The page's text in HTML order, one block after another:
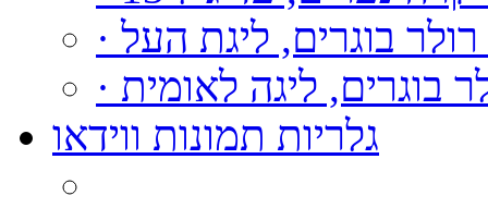
רולר בוגרים, ליגת העל
בוגרים, ליגה לאומית
גלריות תמונות ווידאו